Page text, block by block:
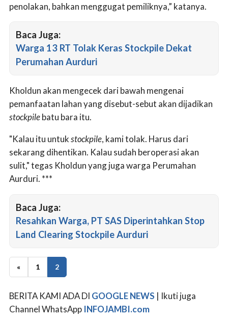
penolakan, bahkan menggugat pemiliknya,” katanya.
Baca Juga:
Warga 13 RT Tolak Keras Stockpile Dekat
Perumahan Aurduri
Kholdun akan mengecek dari bawah mengenai
pemanfaatan lahan yang disebut-sebut akan dijadikan
stockpilebatu bara itu.
"Kalau itu untukstockpile, kami tolak. Harus dari
sekarang dihentikan. Kalau sudah beroperasi akan
sulit," tegas Kholdun yang juga warga Perumahan
Aurduri. ***
Baca Juga:
Resahkan Warga, PT SAS Diperintahkan Stop
Land Clearing Stockpile Aurduri
« 1 2
BERITA KAMI ADA DI GOOGLE NEWS | Ikuti juga
Channel WhatsApp INFOJAMBI.com